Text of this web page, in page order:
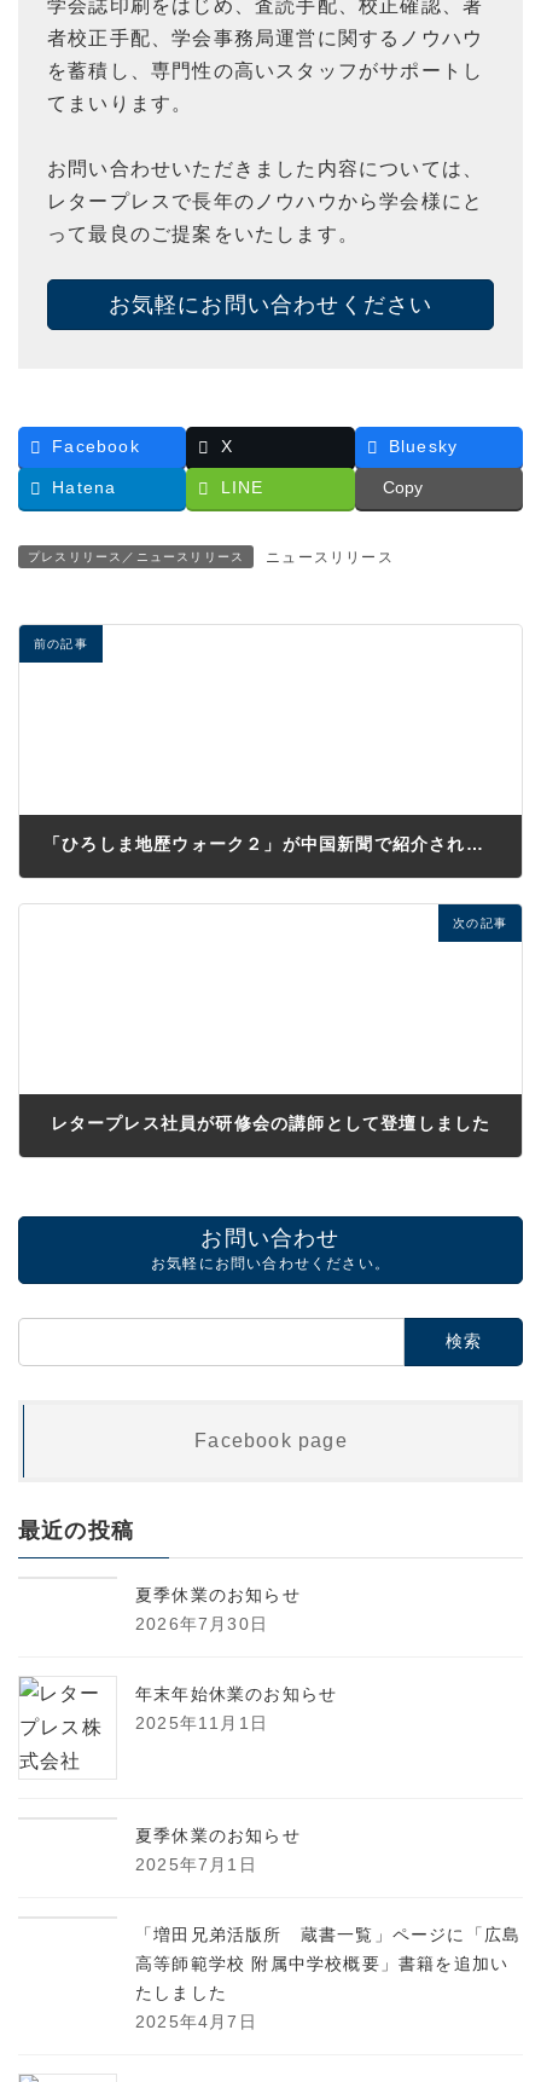
学会誌印刷をはじめ、査読手配、校正確認、著
者校正手配、学会事務局運営に関するノウハウ
を蓄積し、専門性の高いスタッフがサポートし
てまいります。
お問い合わせいただきました内容については、
レタープレスで長年のノウハウから学会様にと
って最良のご提案をいたします。
お気軽にお問い合わせください
Facebook X Bluesky
Hatena LINE Copy
プレスリリース／ニュースリリース ニュースリリース
前の記事
「ひろしま地歴ウォーク２」が中国新聞で紹介されました
次の記事
レタープレス社員が研修会の講師として登壇しました
お問い合わせ
お気軽にお問い合わせください。
索:
Facebook page
最近の投稿
夏季休業のお知らせ
2026年7月30日
年末年始休業のお知らせ
2025年11月1日
夏季休業のお知らせ
2025年7月1日
「増田兄弟活版所 蔵書一覧」ページに「広島
高等師範学校 附属中学校概要」書籍を追加い
たしました
2025年4月7日